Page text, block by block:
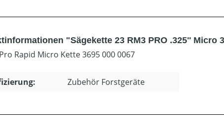
"Sägekette 23 RM3 PRO .325'' Micro
Rapid Micro Kette 3695 000 0067
Zubehör Forstgeräte